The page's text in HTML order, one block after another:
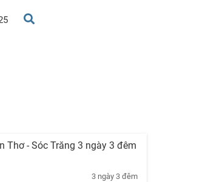
Thơ - Sóc Trăng 3 ngày 3 đêm
3 ngày 3 đêm